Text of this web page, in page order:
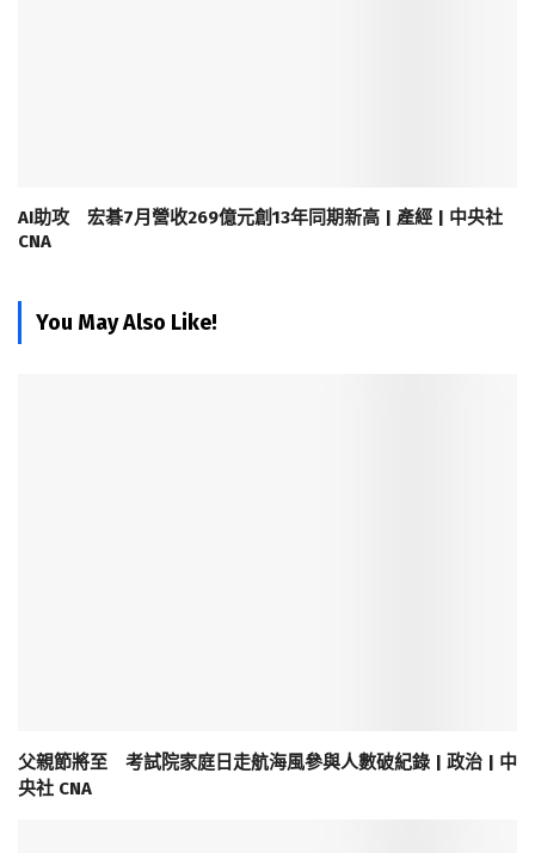
AI助攻 宏碁7月營收269億元創13年同期新高 | 產經 | 中央社
CNA
You May Also Like!
父親節將至 考試院家庭日走航海風參與人數破紀錄 | 政治 | 中
央社 CNA